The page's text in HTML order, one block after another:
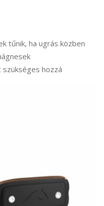
tűnik, ha ugrás közben
hozzá